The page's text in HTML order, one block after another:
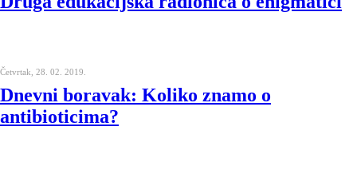
Četvrtak, 28. 02. 2019.
Dnevni boravak: Koliko znamo o
antibioticima?